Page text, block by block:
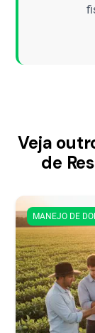
Veja
de
MANEJO DE